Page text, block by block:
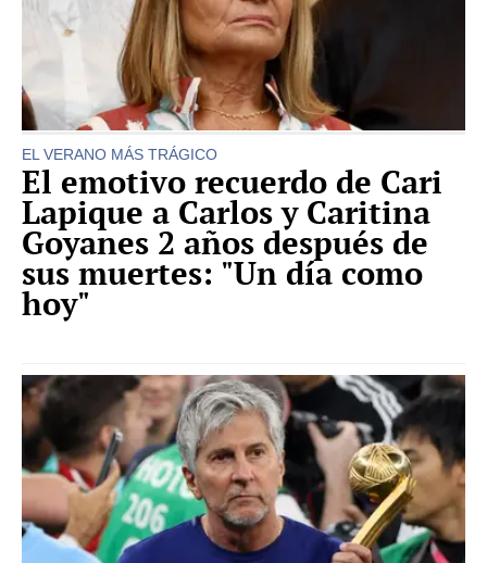
EL VERANO MÁS TRÁGICO
El emotivo recuerdo de Cari
Lapique a Carlos y Caritina
Goyanes 2 años después de
sus muertes: "Un día como
hoy"